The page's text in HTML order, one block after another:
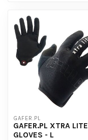
GAFER.PL
GAFER.PL XTRA LITE
GLOVES - L